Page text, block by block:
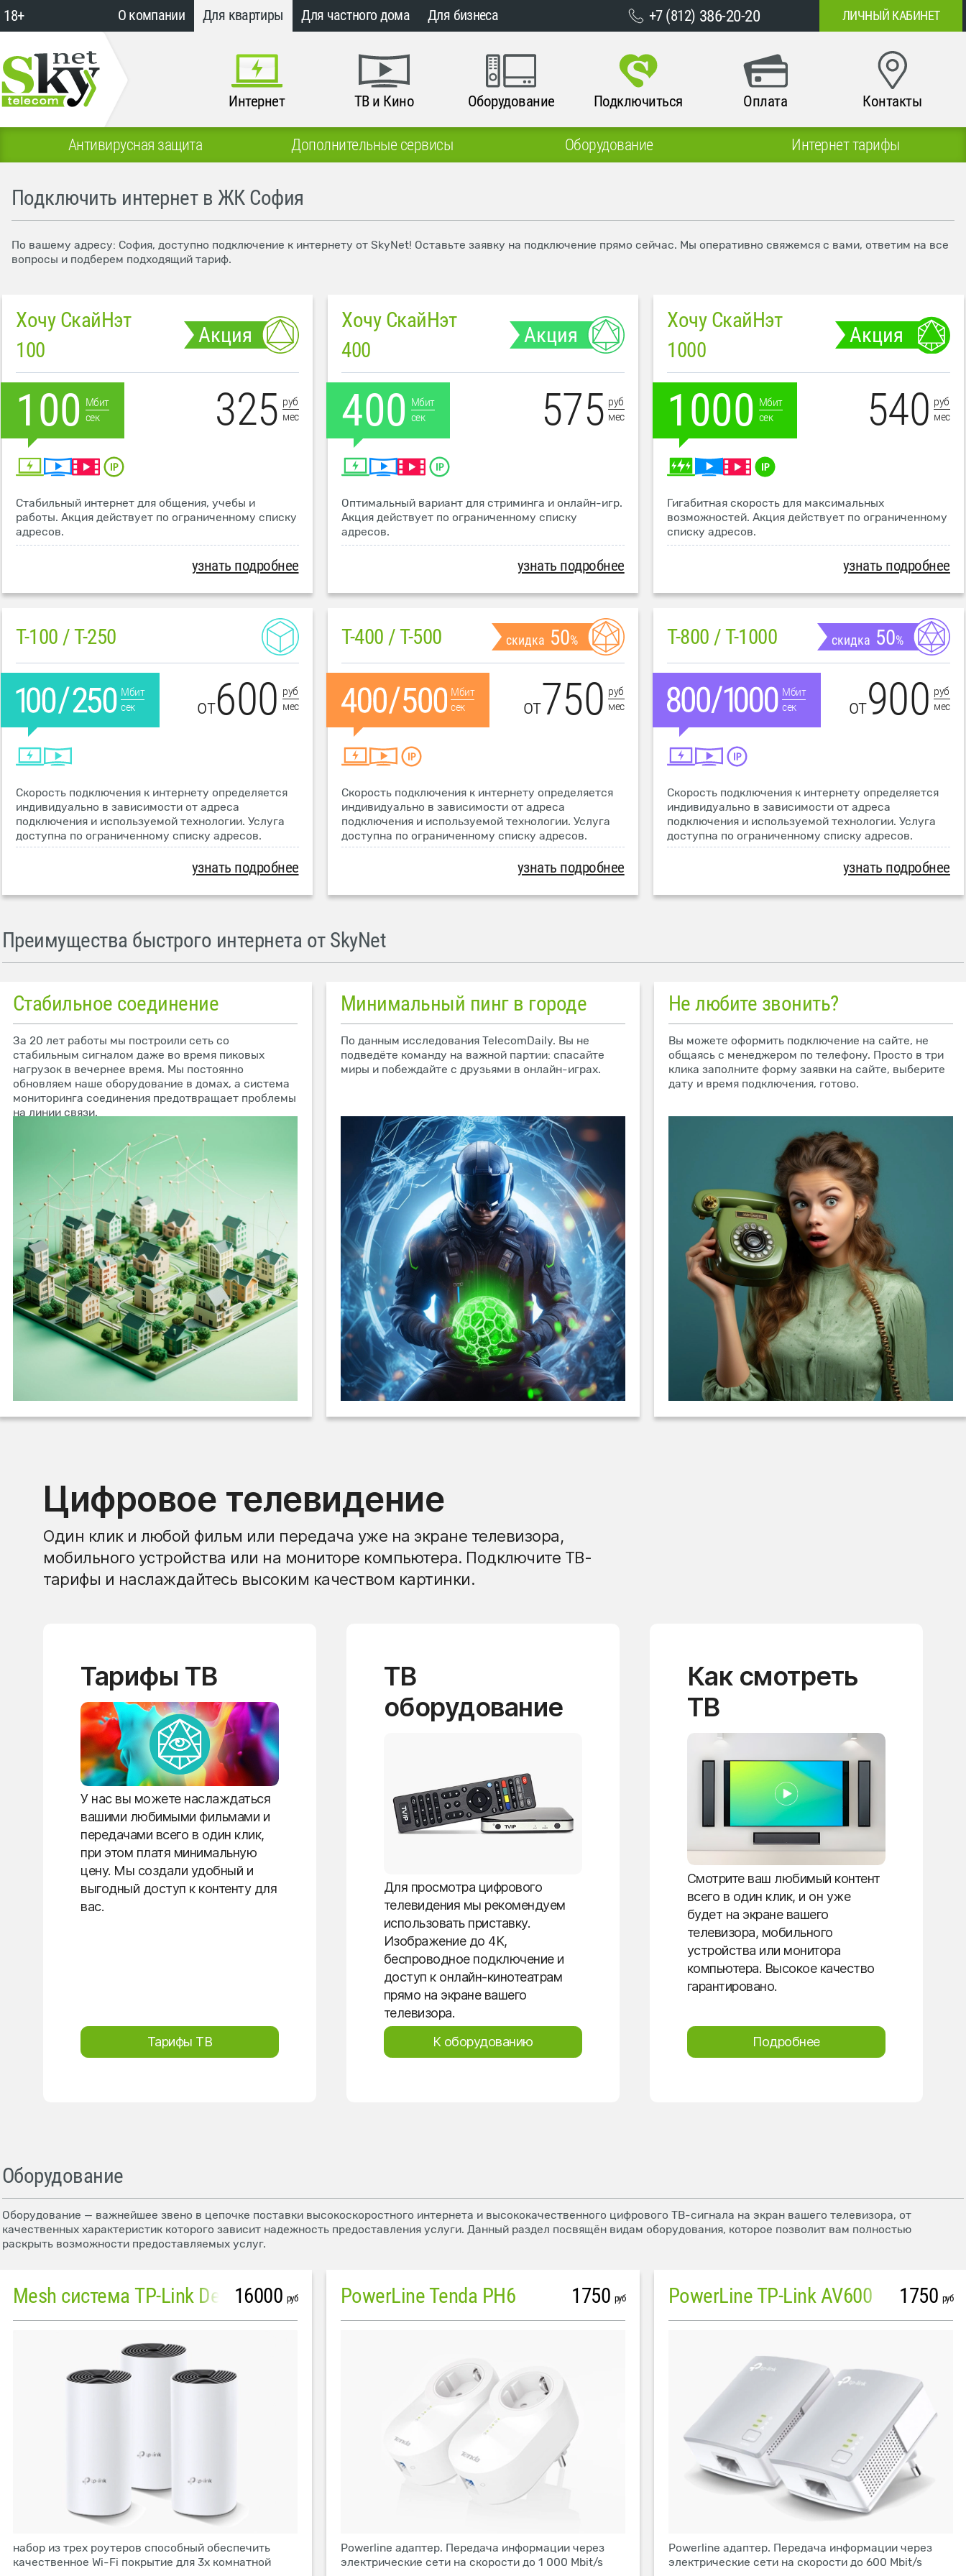
18+ О компании Для квартиры Для частного дома Для бизнеса +7 (812) 386-20-20 ЛИЧНЫЙ КАБИНЕТ
Интернет ТВ и Кино Оборудование Подключиться Оплата Контакты
Антивирусная защита Дополнительные сервисы Оборудование Интернет тарифы
Подключить интернет в ЖК София
По вашему адресу: София, доступно подключение к интернету от SkyNet! Оставьте заявку на подключение прямо сейчас. Мы оперативно свяжемся с вами, ответим на все
вопросы и подберем подходящий тариф.
Хочу СкайНэт
100
Акция
100 Мбит
сек
325 руб
мес
Стабильный интернет для общения, учебы и
работы. Акция действует по ограниченному списку
адресов.
узнать подробнее
Хочу СкайНэт
400
Акция
400 Мбит
сек
575 руб
мес
Оптимальный вариант для стриминга и онлайн-игр.
Акция действует по ограниченному списку
адресов.
узнать подробнее
Хочу СкайНэт
1000
Акция
1000 Мбит
сек
540 руб
мес
Гигабитная скорость для максимальных
возможностей. Акция действует по ограниченному
списку адресов.
узнать подробнее
T-100 / T-250
Мбит
сек
от600 руб
мес
Скорость подключения к интернету определяется
индивидуально в зависимости от адреса
подключения и используемой технологии. Услуга
доступна по ограниченному списку адресов.
узнать подробнее
T-400 / T-500 скидка 50%
Мбит
сек
от750 руб
мес
Скорость подключения к интернету определяется
индивидуально в зависимости от адреса
подключения и используемой технологии. Услуга
доступна по ограниченному списку адресов.
узнать подробнее
T-800 / T-1000 скидка 50%
Мбит
сек
от900 руб
мес
Скорость подключения к интернету определяется
индивидуально в зависимости от адреса
подключения и используемой технологии. Услуга
доступна по ограниченному списку адресов.
узнать подробнее
Преимущества быстрого интернета от SkyNet
Стабильное соединение
За 20 лет работы мы построили сеть со
стабильным сигналом даже во время пиковых
нагрузок в вечернее время. Мы постоянно
обновляем наше оборудование в домах, а система
мониторинга соединения предотвращает проблемы
на линии связи.
Минимальный пинг в городе
По данным исследования TelecomDaily. Вы не
подведёте команду на важной партии: спасайте
миры и побеждайте с друзьями в онлайн-играх.
Не любите звонить?
Вы можете оформить подключение на сайте, не
общаясь с менеджером по телефону. Просто в три
клика заполните форму заявки на сайте, выберите
дату и время подключения, готово.
Цифровое телевидение
Один клик и любой фильм или передача уже на экране телевизора,
мобильного устройства или на мониторе компьютера. Подключите ТВ-
тарифы и наслаждайтесь высоким качеством картинки.
Тарифы ТВ
У нас вы можете наслаждаться
вашими любимыми фильмами и
передачами всего в один клик,
при этом платя минимальную
цену. Мы создали удобный и
выгодный доступ к контенту для
вас.
Тарифы ТВ
ТВ
оборудование
Для просмотра цифрового
телевидения мы рекомендуем
использовать приставку.
Изображение до 4K,
беспроводное подключение и
доступ к онлайн-кинотеатрам
прямо на экране вашего
телевизора.
К оборудованию
Как смотреть
ТВ
Смотрите ваш любимый контент
всего в один клик, и он уже
будет на экране вашего
телевизора, мобильного
устройства или монитора
компьютера. Высокое качество
гарантировано.
Подробнее
Оборудование
Оборудование — важнейшее звено в цепочке поставки высокоскоростного интернета и высококачественного цифрового ТВ-сигнала на экран вашего телевизора, от
качественных характеристик которого зависит надежность предоставления услуги. Данный раздел посвящён видам оборудования, которое позволит вам полностью
раскрыть возможности предоставляемых услуг.
Mesh система TP-Link Deco M4 (3 устройства)
16000 руб
набор из трех роутеров способный обеспечить
качественное Wi-Fi покрытие для 3х комнатной
PowerLine Tenda PH6 1750 руб
Powerline адаптер. Передача информации через
электрические сети на скорости до 1 000 Mbit/s
PowerLine TP-Link AV600 1750 руб
Powerline адаптер. Передача информации через
электрические сети на скорости до 600 Mbit/s